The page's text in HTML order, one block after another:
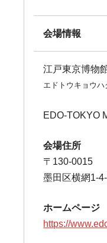
会場情報
江戸東京博物
エドトウキョウハ
EDO-TOKYO
会場住所
〒130-0015
墨田区横網1-
ホームページ
https://